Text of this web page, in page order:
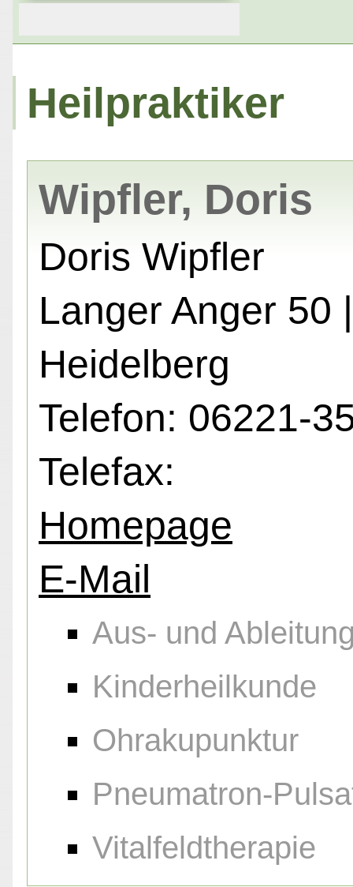
Heilpraktiker
Wipfler, Doris
Doris Wipfler
Langer Anger 50
Heidelberg
Telefon: 06221-
Telefax:
Homepage
E-Mail
Aus- und
Kinderheilkunde
Ohrakupunktur
Pneumatron-
Vitalfeldtherapie